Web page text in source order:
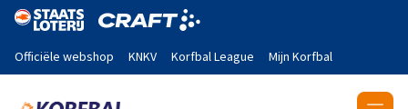
Naar de hoofdinhoud gaan
Officiële webshop KNKV Korfbal League Mijn Korfbal